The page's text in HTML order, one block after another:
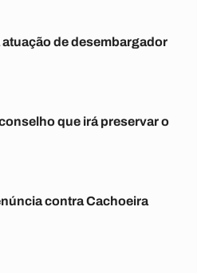
de desembargador
que irá preservar o
contra Cachoeira